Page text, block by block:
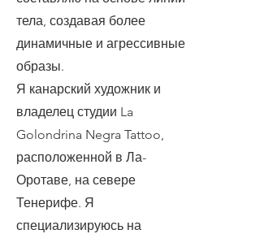
тела, создавая более
динамичные и агрессивные
образы.
Я канарский художник и
владелец студии La
Golondrina Negra Tattoo,
расположенной в Ла-
Оротаве, на севере
Тенерифе. Я
специализируюсь на